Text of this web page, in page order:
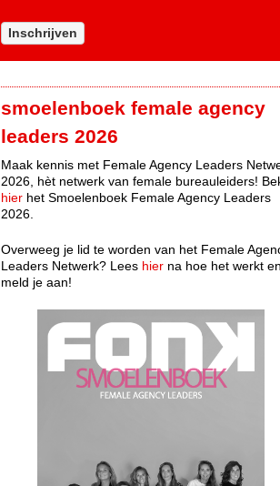
Inschrijven
smoelenboek female agency
leaders 2026
Maak kennis met Female Agency Leaders
2026, hèt netwerk van female bureauleiders!
hier het Smoelenboek Female Agency Leaders
2026.
Overweeg je lid te worden van het Female
Leaders Netwerk? Lees hier na hoe het werkt en
meld je aan!